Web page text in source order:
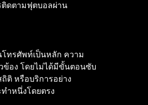
ติดตามฟุตบอลผ่าน
โทรศัพท์เป็นหลัก ความ
ข้อง โดยไม่ได้มีขั้นตอนซับ
ติ หรือบริการอย่าง
ำหนึ่งโดยตรง